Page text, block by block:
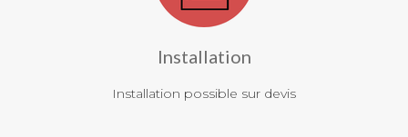
Installation
Installation possible sur devis